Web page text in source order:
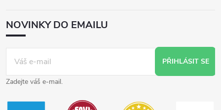
NOVINKY DO EMAILU
PŘIHLÁSIT SE
Zadejte váš e-mail.